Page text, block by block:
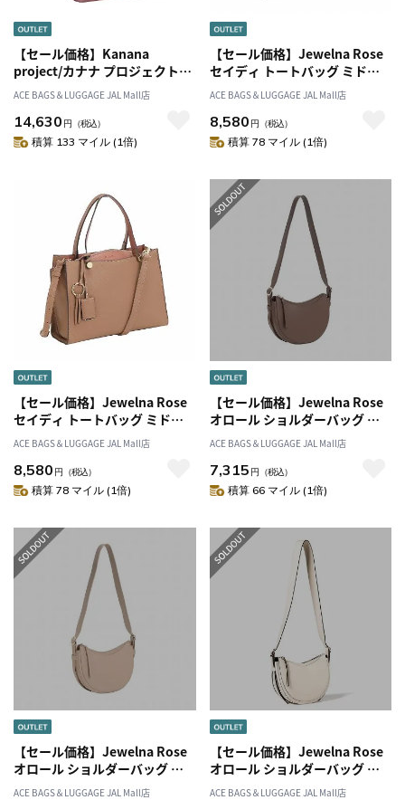
【セール価格】Kanana
project/カナナ プロジェクト
PJ-17 リュックサックL ミニポ
ーチ付き 15L 11943
ACE BAGS＆LUGGAGE JAL Mall店
14,630 円 （税込）
積算 133 マイル (1倍)
【セール価格】Jewelna Rose
セイディ トートバッグ ミドル
サイズ 16143
ACE BAGS＆LUGGAGE JAL Mall店
8,580 円 （税込）
積算 78 マイル (1倍)
【セール価格】Jewelna Rose
セイディ トートバッグ ミドル
サイズ 16143
ACE BAGS＆LUGGAGE JAL Mall店
8,580 円 （税込）
積算 78 マイル (1倍)
【セール価格】Jewelna Rose
オロール ショルダーバッグ レ
ディースバッグ 16175
ACE BAGS＆LUGGAGE JAL Mall店
7,315 円 （税込）
積算 66 マイル (1倍)
【セール価格】Jewelna Rose
オロール ショルダーバッグ レ
ディースバッグ 16175
ACE BAGS＆LUGGAGE JAL Mall店
【セール価格】Jewelna Rose
オロール ショルダーバッグ レ
ディースバッグ 16175
ACE BAGS＆LUGGAGE JAL Mall店